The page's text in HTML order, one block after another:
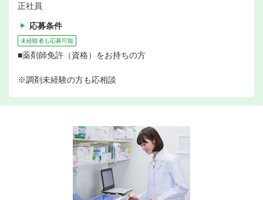
正社員
応募条件
未経験者も応募可能
■薬剤師免許（資格）をお持ちの方
※調剤未経験の方も応相談